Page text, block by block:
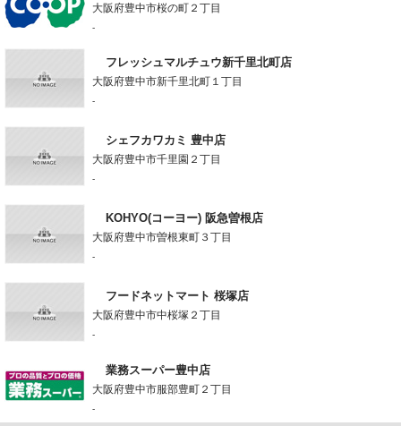
大阪府豊中市桜の町２丁目
-
フレッシュマルチュウ新千里北町店
大阪府豊中市新千里北町１丁目
-
シェフカワカミ 豊中店
大阪府豊中市千里園２丁目
-
KOHYO(コーヨー) 阪急曽根店
大阪府豊中市曽根東町３丁目
-
フードネットマート 桜塚店
大阪府豊中市中桜塚２丁目
-
業務スーパー豊中店
大阪府豊中市服部豊町２丁目
-